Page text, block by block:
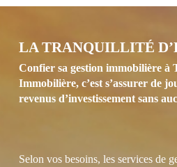
LA TRANQUILLITÉ
Confier sa gestion immobilière à
Immobilière, c’est s’assurer de
revenus d’investissement sans
Selon vos besoins, les services de